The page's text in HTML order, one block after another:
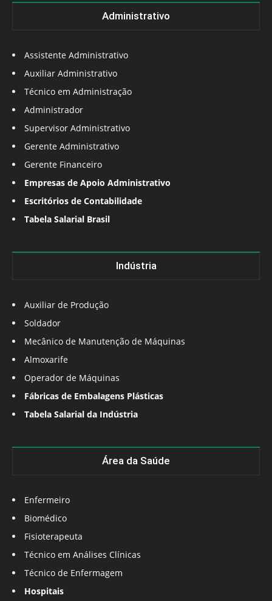
Administrativo
Assistente Administrativo
Auxiliar Administrativo
Técnico em Administração
Administrador
Supervisor Administrativo
Gerente Administrativo
Gerente Financeiro
Empresas de Apoio Administrativo
Escritórios de Contabilidade
Tabela Salarial Brasil
Indústria
Auxiliar de Produção
Soldador
Mecânico de Manutenção de Máquinas
Almoxarife
Operador de Máquinas
Fábricas de Embalagens Plásticas
Tabela Salarial da Indústria
Área da Saúde
Enfermeiro
Biomédico
Fisioterapeuta
Técnico em Análises Clínicas
Técnico de Enfermagem
Hospitais